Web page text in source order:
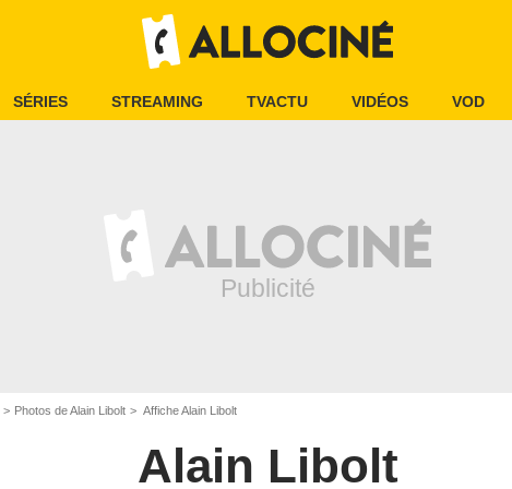
SÉRIES STREAMING TVACTU VIDÉOS VOD
Photos de Alain Libolt Affiche Alain Libolt
Alain Libolt